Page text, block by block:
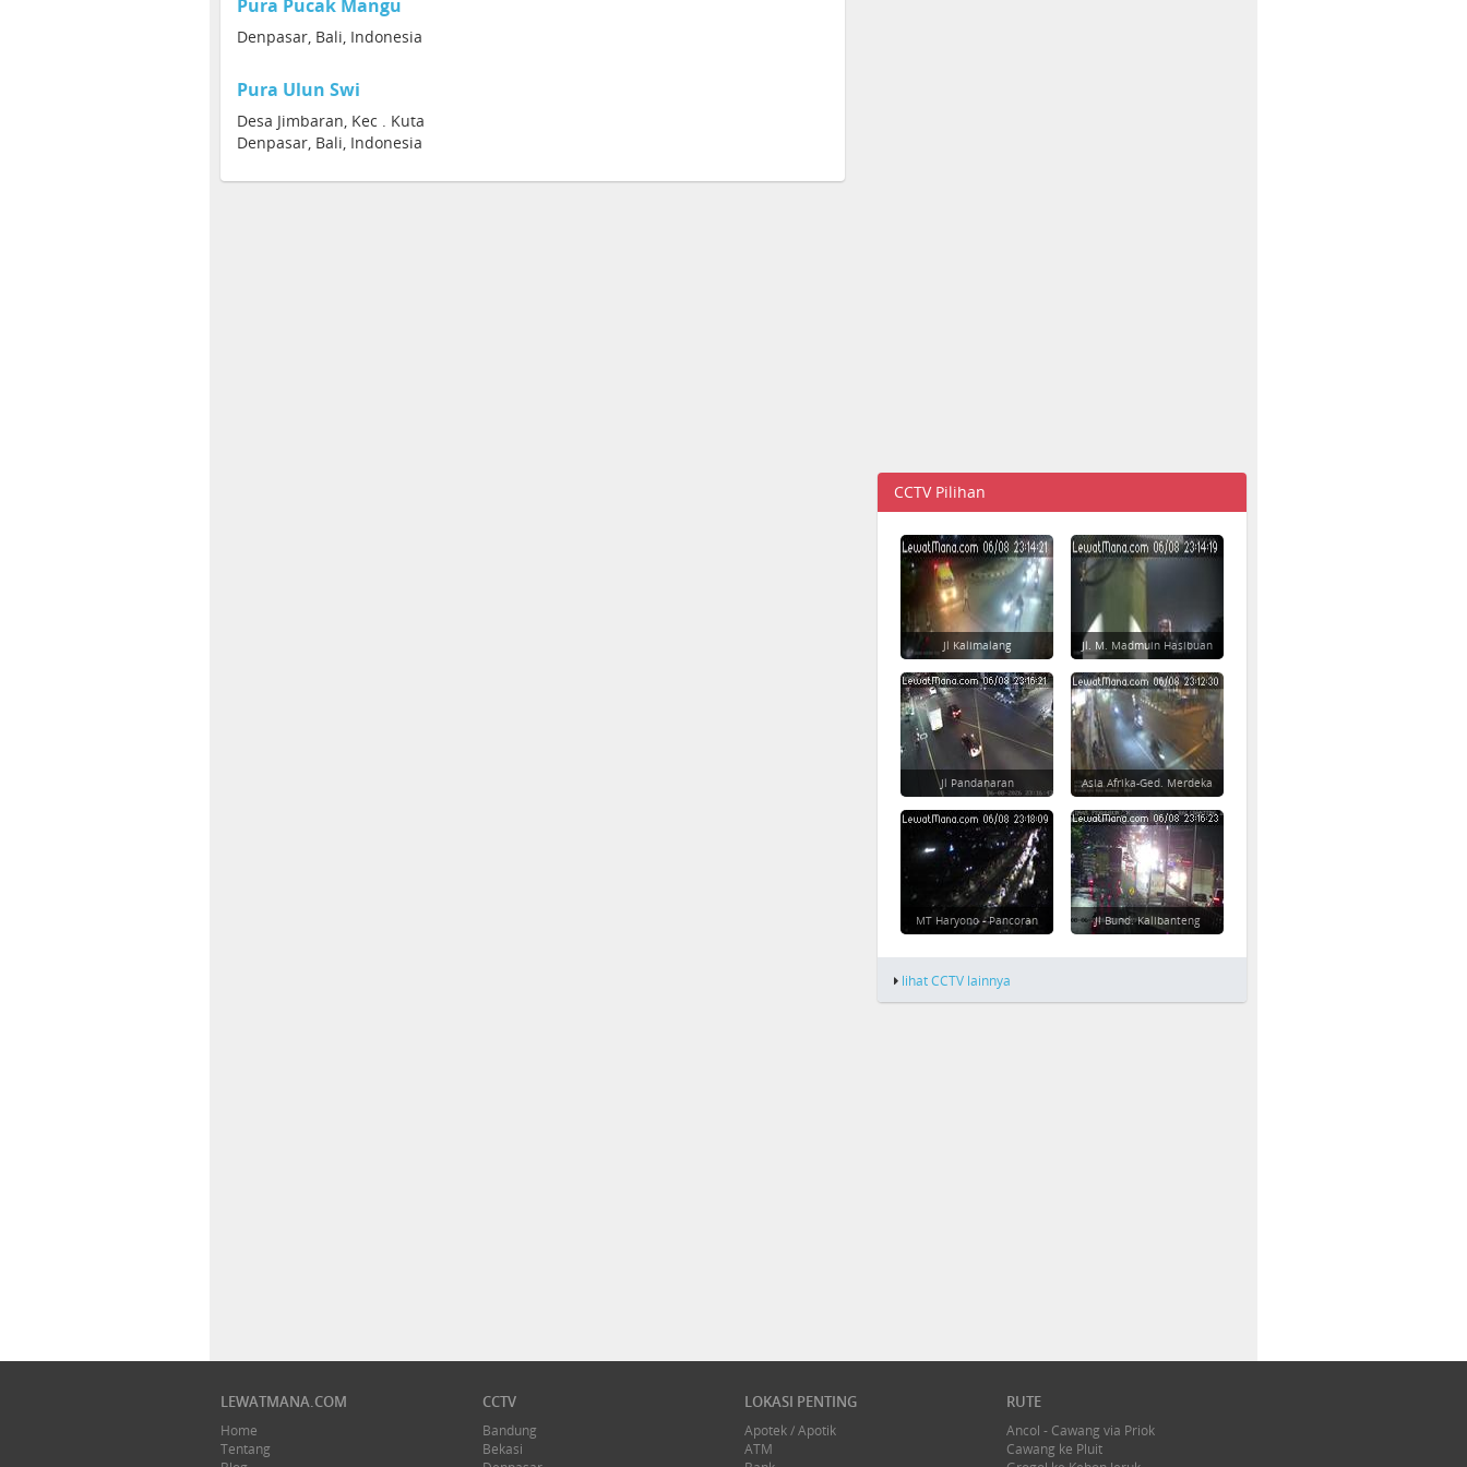
Pura Pucak Mangu
Denpasar, Bali, Indonesia
Pura Ulun Swi
Desa Jimbaran, Kec . Kuta
Denpasar, Bali, Indonesia
CCTV Pilihan
Jl Kalimalang Jl. M. Madmuin Hasibuan
Jl Pandanaran Asia Afrika-Ged. Merdeka
MT Haryono - Pancoran Jl Bund. Kalibanteng
lihat CCTV lainnya
LEWATMANA.COM
Home
Tentang
CCTV
Bandung
Bekasi
LOKASI PENTING
Apotek / Apotik
ATM
RUTE
Ancol - Cawang via Priok
Cawang ke Pluit